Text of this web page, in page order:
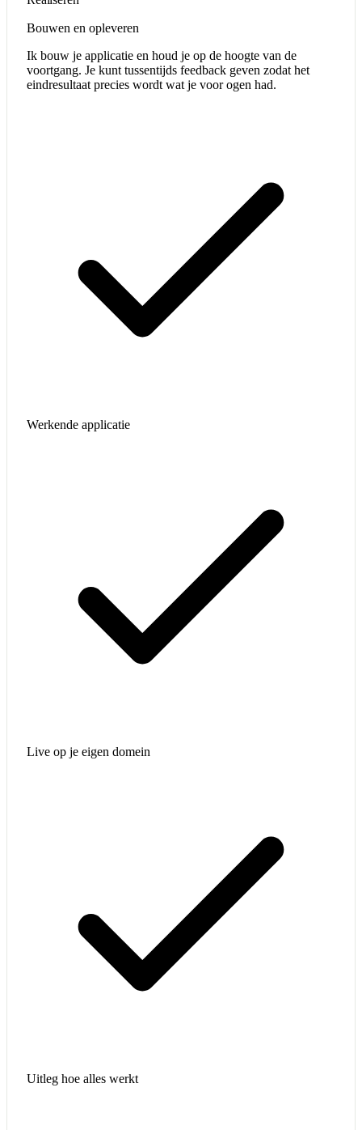
Bouwen en opleveren
Ik bouw je applicatie en houd je op de hoogte van de
voortgang. Je kunt tussentijds feedback geven zodat het
eindresultaat precies wordt wat je voor ogen had.
Werkende applicatie
Live op je eigen domein
Uitleg hoe alles werkt